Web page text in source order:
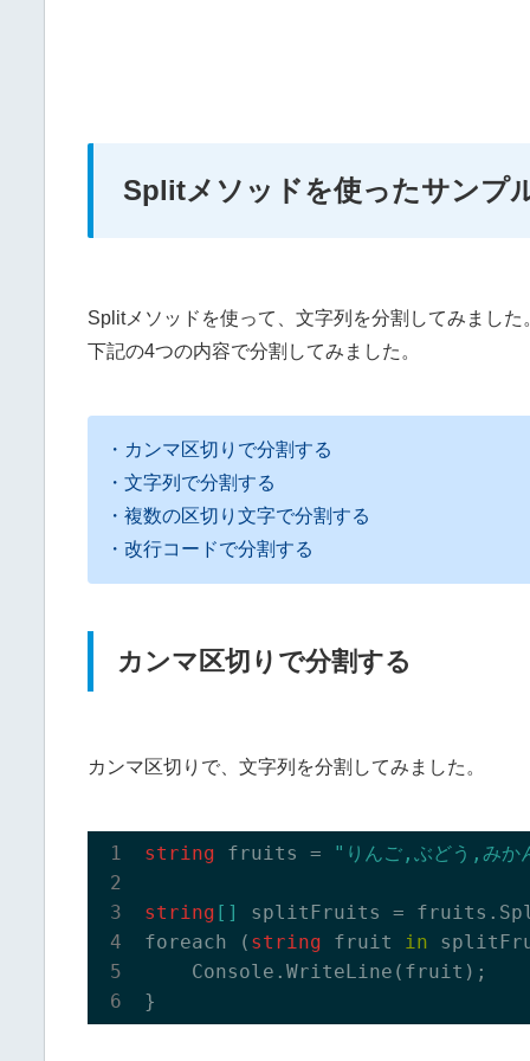
Splitメソッドを使ったサンプ
Splitメソッドを使って、文字列を分割してみました
下記の4つの内容で分割してみました。
・カンマ区切りで分割する
・文字列で分割する
・複数の区切り文字で分割する
・改行コードで分割する
カンマ区切りで分割する
カンマ区切りで、文字列を分割してみました。
string fruits = "りんご,ぶどう,みか
string [] splitFruits = fruits.
foreach ( string fruit in
    Console.
WriteLine( fruit ) ;